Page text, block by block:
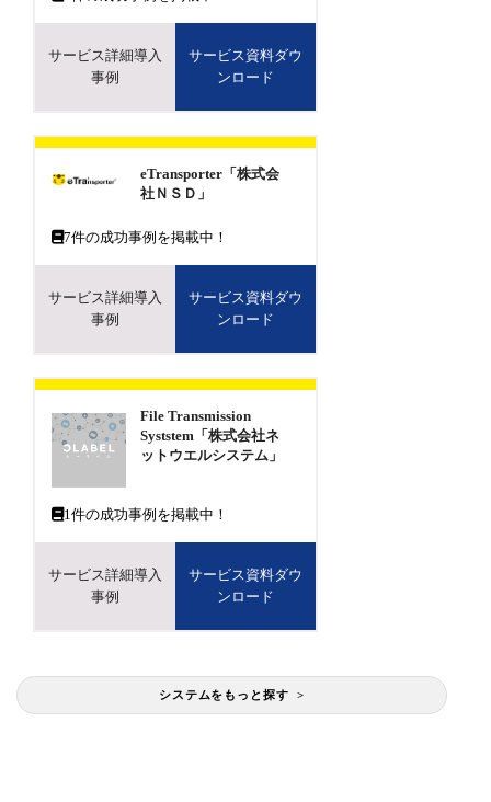
サービス詳細導入
事例
サービス資料ダウ
ンロード
eTransporter「株式会
社ＮＳＤ」
7件の成功事例を掲載中！
サービス詳細導入
事例
サービス資料ダウ
ンロード
File Transmission
Syststem「株式会社ネ
ットウエルシステム」
1件の成功事例を掲載中！
サービス詳細導入
事例
サービス資料ダウ
ンロード
システムをもっと探す >